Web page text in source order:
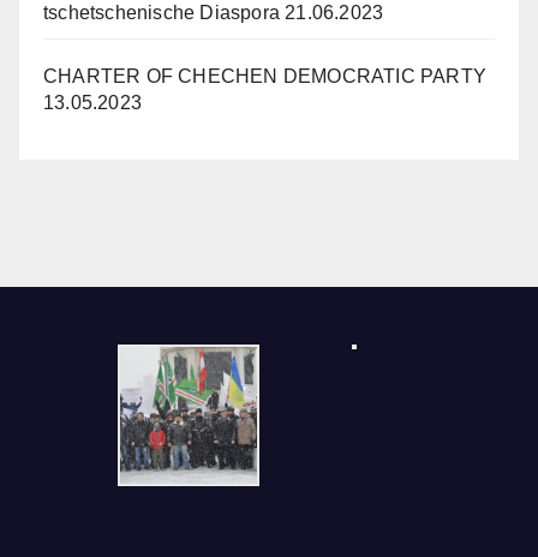
tschetschenische Diaspora 21.06.2023
CHARTER OF CHECHEN DEMOCRATIC PARTY
13.05.2023